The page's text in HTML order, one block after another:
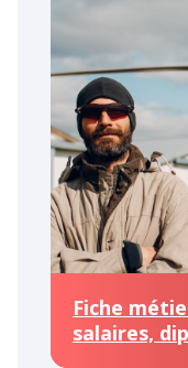
Fiche
salaires,